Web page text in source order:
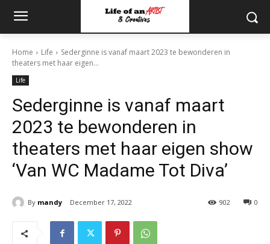
Home Life
Sederginne is vanaf maart 2023 te bewonderen in
theaters met haar eigen...
Life
Sederginne is vanaf maart
2023 te bewonderen in
theaters met haar eigen show
‘Van WC Madame Tot Diva’
By mandy December 17, 2022 0
902